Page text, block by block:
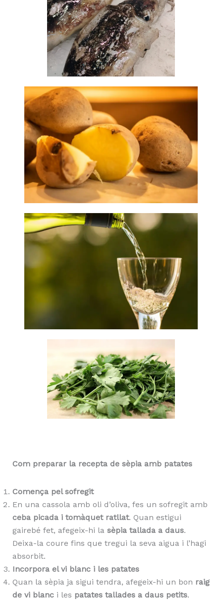
Com preparar la recepta de sèpia amb patates
Comença pel sofregit
En una cassola amb oli d’oliva, fes un sofregit amb
ceba picada i tomàquet ratllat. Quan estigui
gairebé fet, afegeix-hi la sèpia tallada a daus.
Deixa-la coure fins que tregui la seva aigua i l’hagi
absorbit.
Incorpora el vi blanc i les patates
Quan la sèpia ja sigui tendra, afegeix-hi un bon raig
de vi blanci les patates tallades a daus petits.